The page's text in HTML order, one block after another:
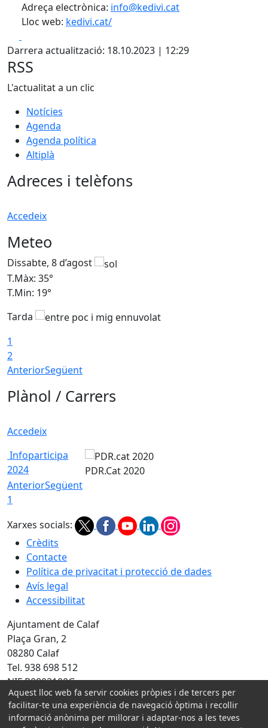
Adreça electrònica: info@kedivi.cat
Lloc web: kedivi.cat/
Darrera actualització: 18.10.2023 | 12:29
RSS
L'actualitat a un clic
Notícies
Agenda
Agenda política
Altiplà
Adreces i telèfons
Accedeix
Meteo
Dissabte, 8 d’agost
T.Màx: 35°
T.Min: 19°
Tarda
1
2
AnteriorSegüent
Plànol / Carrers
Accedeix
Infoparticipa
2024
PDR.Cat 2020
AnteriorSegüent
1
Xarxes socials:
Crèdits
Contacte
Política de privacitat i protecció de dades
Avís legal
Accessibilitat
Ajuntament de Calaf
Plaça Gran, 2
08280 Calaf
Tel. 938 698 512
NIF P0803100G
Amb la col·laboració de:
Aquest lloc web fa servir cookies pròpies i de tercers per
facilitar-te una experiència de navegació òptima i recollir
informació anònima per millorar i adaptar-nos a les teves